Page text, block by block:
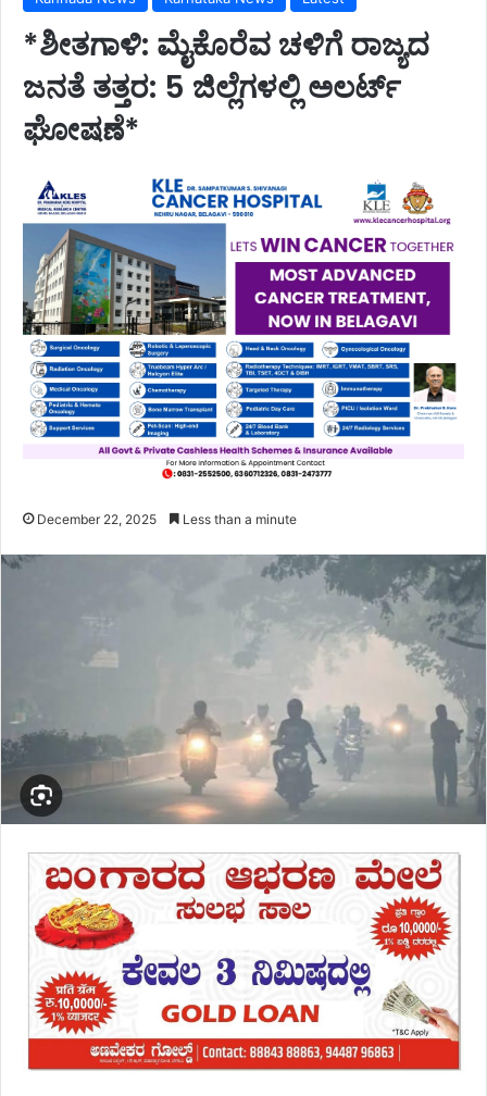
*ಶೀತಗಾಳಿ: ಮೈಕೊರೆವ ಚಳಿಗೆ ರಾಜ್ಯದ
ಜನತೆ ತತ್ತರ: 5 ಜಿಲ್ಲೆಗಳಲ್ಲಿ ಅಲರ್ಟ್
ಘೋಷಣೆ*
December 22, 2025 Less than a minute